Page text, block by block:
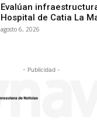
Evalúan
Hospital de Catia La
agosto 6, 2026
- Publicidad -